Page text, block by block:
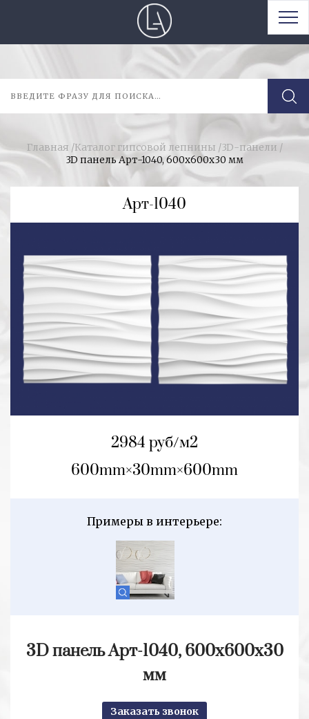
Главная /Каталог гипсовой лепнины /3D-панели /
3D панель Арт-1040, 600х600х30 мм
Арт-1040
2984 руб/м2
600mm 30mm 600mm
Примеры в интерьере:
3D панель Арт-1040, 600х600х30
мм
Заказать звонок